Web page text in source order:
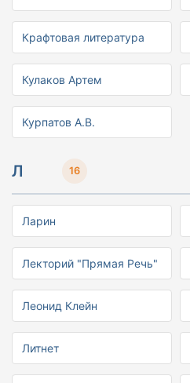
Крафтовая литература
Кулаков Артем
Курпатов А.В.
Л 16
Ларин
Лекторий "Прямая Речь"
Леонид Клейн
Литнет